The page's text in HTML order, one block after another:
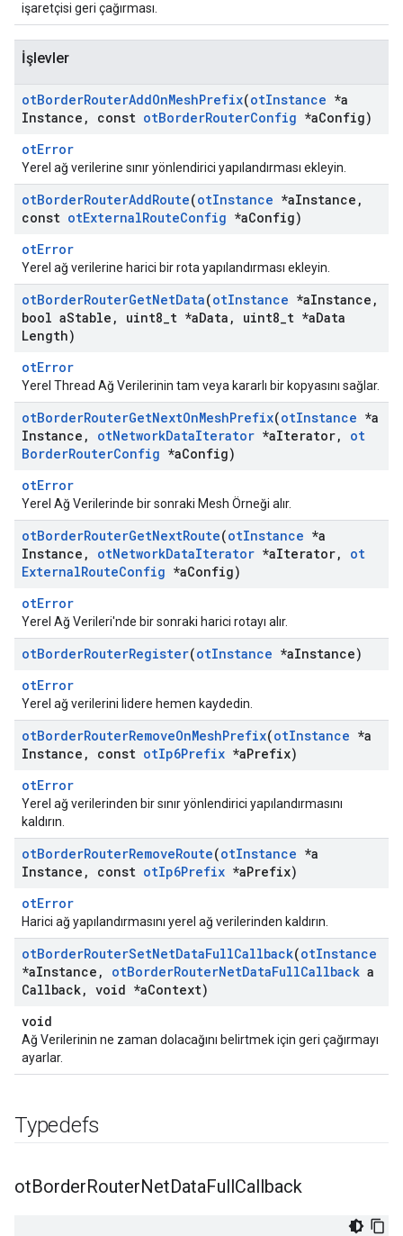
işaretçisi geri çağırması.
İşlevler
otBorderRouterAddOnMeshPrefix(otInstance *a
Instance , const otBorderRouterConfig *aConfig)
otError
Yerel ağ verilerine sınır yönlendirici yapılandırması ekleyin.
otBorderRouterAddRoute(otInstance *aInstance ,
const otExternalRouteConfig *aConfig)
otError
Yerel ağ verilerine harici bir rota yapılandırması ekleyin.
otBorderRouterGetNetData(otInstance *aInstance ,
bool aStable , uint8 t *aData , uint8 t *aData
Length)
otError
Yerel Thread Ağ Verilerinin tam veya kararlı bir kopyasını sağlar.
otBorderRouterGetNextOnMeshPrefix(otInstance *a
Instance , otNetworkDataIterator *aIterator,
ot
BorderRouterConfig *aConfig)
otError
Yerel Ağ Verilerinde bir sonraki Mesh Örneği alır.
otBorderRouterGetNextRoute(otInstance *a
Instance , otNetworkDataIterator *aIterator,
ot
ExternalRouteConfig *aConfig)
otError
Yerel Ağ Verileri'nde bir sonraki harici rotayı alır.
otBorderRouterRegister(otInstance *aInstance)
otError
Yerel ağ verilerini lidere hemen kaydedin.
otBorderRouterRemoveOnMeshPrefix(otInstance *a
Instance , const otIp6Prefix *aPrefix)
otError
Yerel ağ verilerinden bir sınır yönlendirici yapılandırmasını
kaldırın.
otBorderRouterRemoveRoute(otInstance *a
Instance , const otIp6Prefix *aPrefix)
otError
Harici ağ yapılandırmasını yerel ağ verilerinden kaldırın.
otBorderRouterSetNetDataFullCallback(otInstance
*aInstance , otBorderRouterNetDataFullCallback a
Callback, void *aContext)
void
Ağ Verilerinin ne zaman dolacağını belirtmek için geri çağırmayı
ayarlar.
Typedefs
otBorderRouterNetDataFullCallback